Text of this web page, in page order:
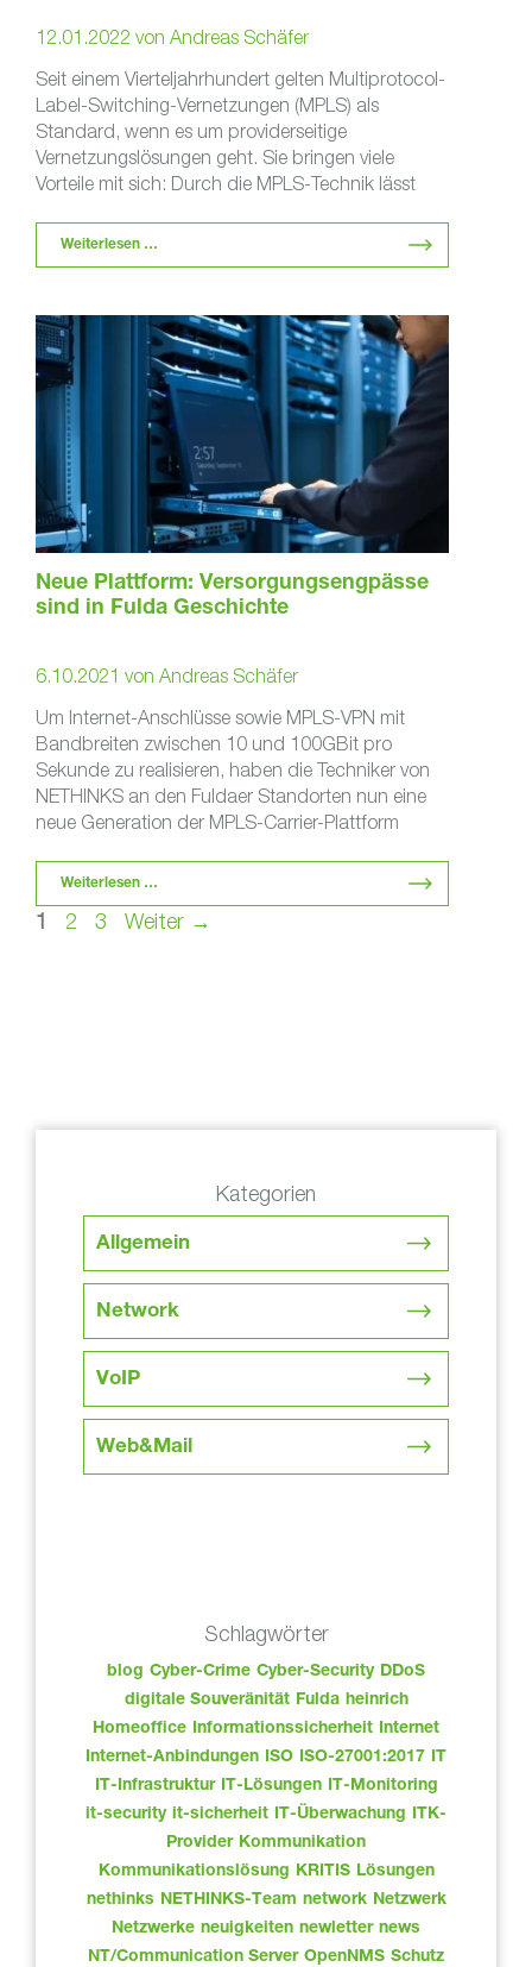
12.01.2022 von Andreas Schäfer
Seit einem Vierteljahrhundert gelten Multiprotocol-
Label-Switching-Vernetzungen (MPLS) als
Standard, wenn es um providerseitige
Vernetzungslösungen geht. Sie bringen viele
Vorteile mit sich: Durch die MPLS-Technik lässt
Weiterlesen …
Neue Plattform: Versorgungsengpässe
sind in Fulda Geschichte
6.10.2021 von Andreas Schäfer
Um Internet-Anschlüsse sowie MPLS-VPN mit
Bandbreiten zwischen 10 und 100GBit pro
Sekunde zu realisieren, haben die Techniker von
NETHINKS an den Fuldaer Standorten nun eine
neue Generation der MPLS-Carrier-Plattform
Weiterlesen …
Seite
1 Seite
2 Seite
3 Weiter →
Kategorien
Allgemein
Network
VoIP
Web&Mail
Schlagwörter
blog Cyber-Crime Cyber-Security DDoS
digitale Souveränität Fulda heinrich
Homeoffice Informationssicherheit Internet
Internet-Anbindungen ISO ISO-27001:2017 IT
IT-Infrastruktur IT-Lösungen IT-Monitoring
it-security it-sicherheit IT-Überwachung
ITK-
Provider Kommunikation
Kommunikationslösung
KRITIS Lösungen
nethinks NETHINKS-Team network Netzwerk
Netzwerke neuigkeiten newletter news
NT/Communication Server OpenNMS Schutz